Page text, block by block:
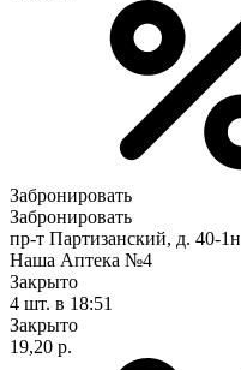
Забронировать
Забронировать
пр-т Партизанский, д. 40-1н
Наша Аптека №4
Закрыто
4 шт. в 18:51
Закрыто
19,20 р.